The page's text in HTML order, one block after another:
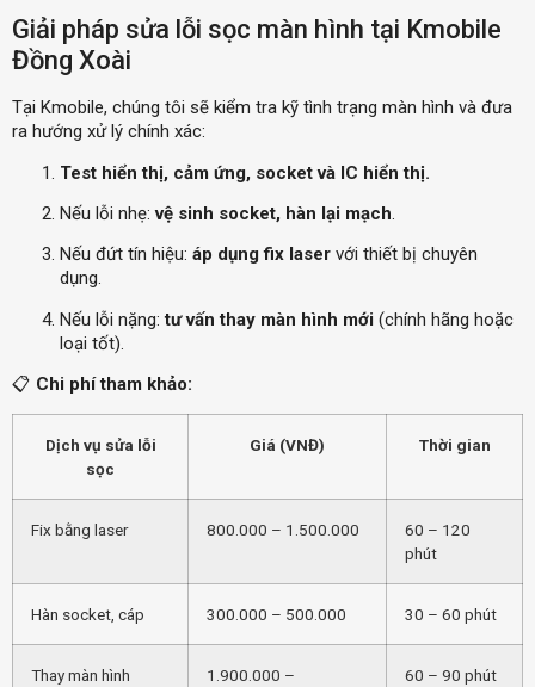
Giải pháp sửa lỗi sọc màn hình tại Kmobile
Đồng Xoài
Tại Kmobile, chúng tôi sẽ kiểm tra kỹ tình trạng màn hình và đưa
ra hướng xử lý chính xác:
Test hiển thị, cảm ứng, socket và IC hiển thị.
Nếu lỗi nhẹ:vệ sinh socket, hàn lại mạch.
Nếu đứt tín hiệu: áp dụng fix laser với thiết bị chuyên
dụng.
Nếu lỗi nặng:tư vấn thay màn hình mới (chính hãng hoặc
loại tốt).
📋 Chi phí tham khảo:
Dịch vụ sửa lỗi
sọc
Giá (VNĐ) Thời gian
Fix bằng laser 800.000 – 1.500.000
60 – 120
phút
Hàn socket, cáp 300.000 – 500.000 30 – 60 phút
Thay màn hình
1.900.000 –
60 – 90 phút